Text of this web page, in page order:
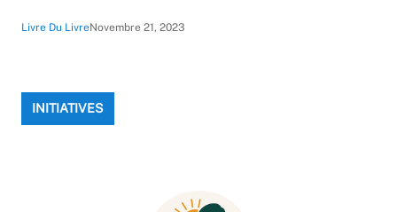
Livre Du LivreNovembre 21, 2023
INITIATIVES